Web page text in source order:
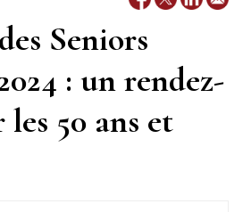
Seniors
: un rendez-
50 ans et